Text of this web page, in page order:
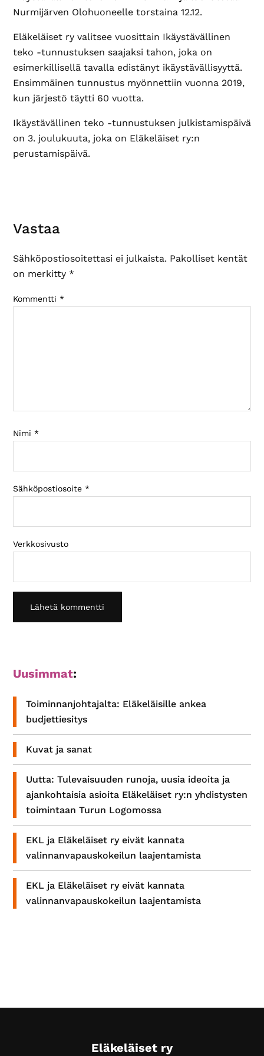
Nurmijärven Olohuoneelle torstaina 12.12.
Eläkeläiset ry valitsee vuosittain Ikäystävällinen
teko -tunnustuksen saajaksi tahon, joka on
esimerkillisellä tavalla edistänyt ikäystävällisyyttä.
Ensimmäinen tunnustus myönnettiin vuonna 2019,
kun järjestö täytti 60 vuotta.
Ikäystävällinen teko -tunnustuksen julkistamispäivä
on 3. joulukuuta, joka on Eläkeläiset ry:n
perustamispäivä.
Lukijan
Vastaa
Sähköpostiosoitettasi ei julkaista. Pakolliset kentät
on merkitty *
Kommentti *
Nimi *
Sähköpostiosoite *
Verkkosivusto
Ensisijainen
Uusimmat:
Toiminnanjohtajalta: Eläkeläisille ankea
budjettiesitys
Kuvat ja sanat
Uutta: Tulevaisuuden runoja, uusia ideoita ja
ajankohtaisia asioita Eläkeläiset ry:n yhdistysten
toimintaan Turun Logomossa
EKL ja Eläkeläiset ry eivät kannata
valinnanvapauskokeilun laajentamista
EKL ja Eläkeläiset ry eivät kannata
valinnanvapauskokeilun laajentamista
Eläkeläiset ry